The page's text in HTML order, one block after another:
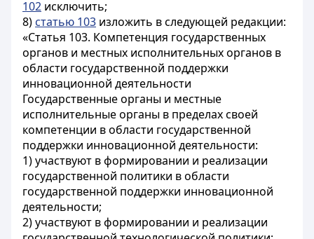
102 исключить;
8) статью 103 изложить в следующей редакции:
«Статья 103. Компетенция государственных
органов и местных исполнительных органов в
области государственной поддержки
инновационной деятельности
Государственные органы и местные
исполнительные органы в пределах своей
компетенции в области государственной
поддержки инновационной деятельности:
1) участвуют в формировании и реализации
государственной политики в области
государственной поддержки инновационной
деятельности;
2) участвуют в формировании и реализации